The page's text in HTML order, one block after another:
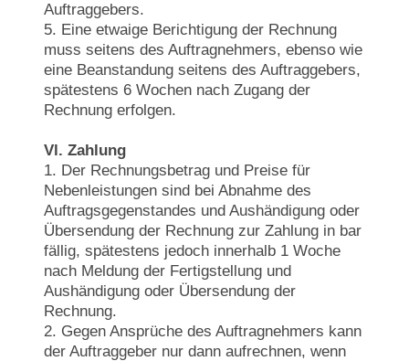
Auftraggebers.
5. Eine etwaige Berichtigung der Rechnung
muss seitens des Auftragnehmers, ebenso wie
eine Beanstandung seitens des Auftraggebers,
spätestens 6 Wochen nach Zugang der
Rechnung erfolgen.
Vl. Zahlung
1. Der Rechnungsbetrag und Preise für
Nebenleistungen sind bei Abnahme des
Auftragsgegenstandes und Aushändigung oder
Übersendung der Rechnung zur Zahlung in bar
fällig, spätestens jedoch innerhalb 1 Woche
nach Meldung der Fertigstellung und
Aushändigung oder Übersendung der
Rechnung.
2. Gegen Ansprüche des Auftragnehmers kann
der Auftraggeber nur dann aufrechnen, wenn